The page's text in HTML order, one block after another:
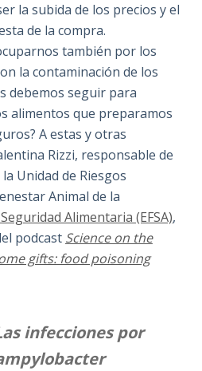
la subida de los precios y el
de la compra.
también por los
la contaminación de los
debemos seguir para
alimentos que preparamos
A estas y otras
Rizzi, responsable de
Unidad de Riesgos
Animal de la
Alimentaria (EFSA),
podcast Science on the
gifts: food poisoning
infecciones por